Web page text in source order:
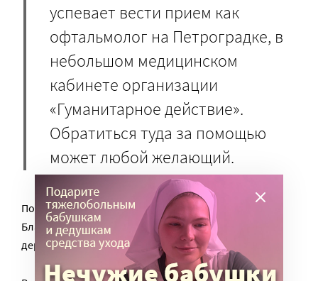
успевает вести прием как
офтальмолог на Петроградке, в
небольшом медицинском
кабинете организации
«Гуманитарное действие».
Обратиться туда за помощью
может любой желающий.
Помимо Анны, там работают и другие волонтеры
Благотворительной больницы – гинеколог,
дерматолог, хирург.